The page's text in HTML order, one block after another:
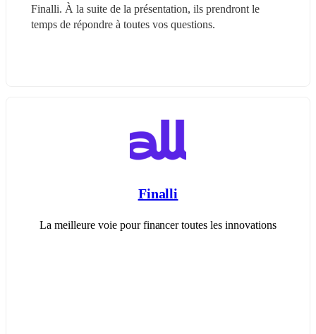
Finalli. À la suite de la présentation, ils prendront le
temps de répondre à toutes vos questions.
Finalli
La meilleure voie pour financer toutes les innovations